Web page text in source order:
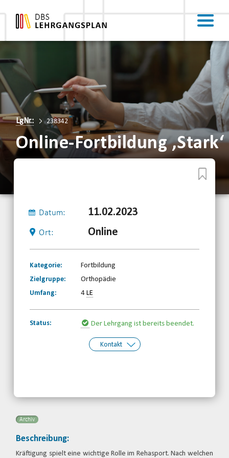
LgNr.: 238342
Online-Fortbildung ‚Stark‘
Datum: 11.02.2023
Ort: Online
Kategorie:
Fortbildung
Zielgruppe:
Orthopädie
Umfang:
4LE
Status: Der Lehrgang ist bereits beendet.
Kontakt
Archiv
Beschreibung:
Kräftigung spielt eine wichtige Rolle im Rehasport. Nach welchen